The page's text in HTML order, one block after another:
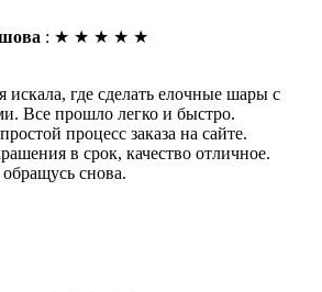
: ★ ★ ★ ★ ★
искала, где сделать елочные шары с
Все прошло легко и быстро.
процесс заказа на сайте.
в срок, качество отличное.
снова.